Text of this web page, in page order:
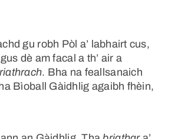
gu robh Pòl a’ labhairt cus,
dè am facal a th’ air a
. Bha na feallsanaich
Bìoball Gàidhlig agaibh fhèin,